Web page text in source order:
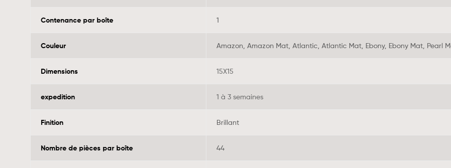
Contenance par boîte 1
Couleur Amazon, Amazon Mat, Atlantic, Atlantic Mat, Ebony, Ebony Mat, Pearl
Dimensions 15X15
expedition 1 à 3 semaines
Finition Brillant
Nombre de pièces par boîte 44